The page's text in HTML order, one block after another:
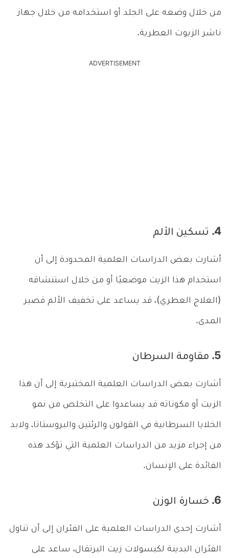
من خلال وضعه على الجلد أو استخدامه من خلال جهاز
ناشر الزيوت العطرية.
ADVERTISEMENT
4. تسكين الألم
أشارت بعض الدراسات العلمية المحدودة إلى أن
استخدام هذا الزيت موضعيًا أو من خلال استنشاقه
(العلاج العطري)، قد يساعد على تخفيف الألم قصير
المدى.
5. مقاومة السرطان
أشارت بعض الدراسات العلمية المختبرية إلى أن هذا
الزيت أو مكوناته قد يساعدوا على التخلص من نمو
الخلايا السرطانية في القولون والرئتين والبروستاتا، ولابد
من إجراء مزيد من الدراسات العلمية التي تؤكد هذه
الفائدة على الإنسان.
6. خسارة الوزن
أشارت إحدى الدراسات العلمية على الفئران إلى أن تناول
الفئران البدينة لكبسولات زيت البرتقال، ساعد على